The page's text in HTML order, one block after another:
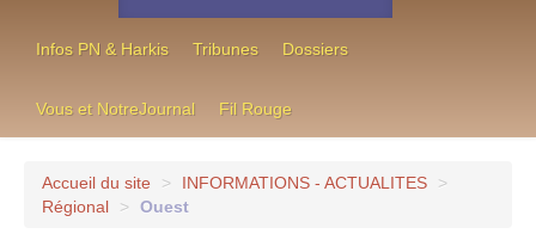
Infos PN & Harkis Tribunes Dossiers
Vous et NotreJournal Fil Rouge
Accueil du site > INFORMATIONS - ACTUALITES
>
Régional
> Ouest